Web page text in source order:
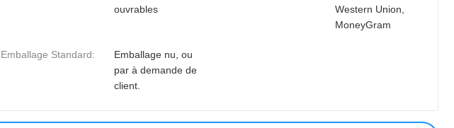
ouvrables
Western Union,
MoneyGram
Emballage Standard:
Emballage nu, ou
par à demande de
client.